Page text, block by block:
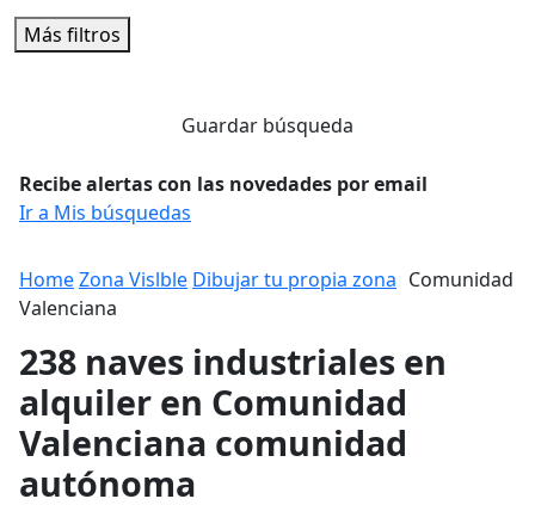
Más filtros
Guardar búsqueda
Recibe alertas con las novedades por email
Ir a Mis búsquedas
HomeZona Vislble Dibujar tu propia zona Comunidad
Valenciana
238 naves industriales en
alquiler en Comunidad
Valenciana comunidad
autónoma